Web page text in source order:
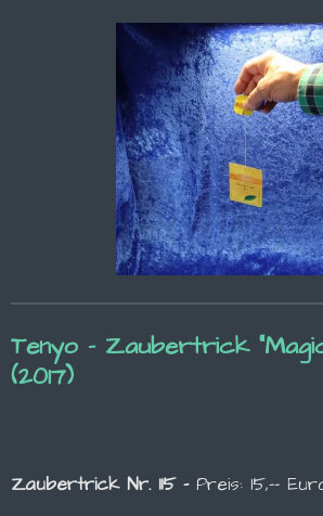
Tenyo - Zaubertrick
(2017)
Zaubertrick Nr. 115 - Preis: 15,--